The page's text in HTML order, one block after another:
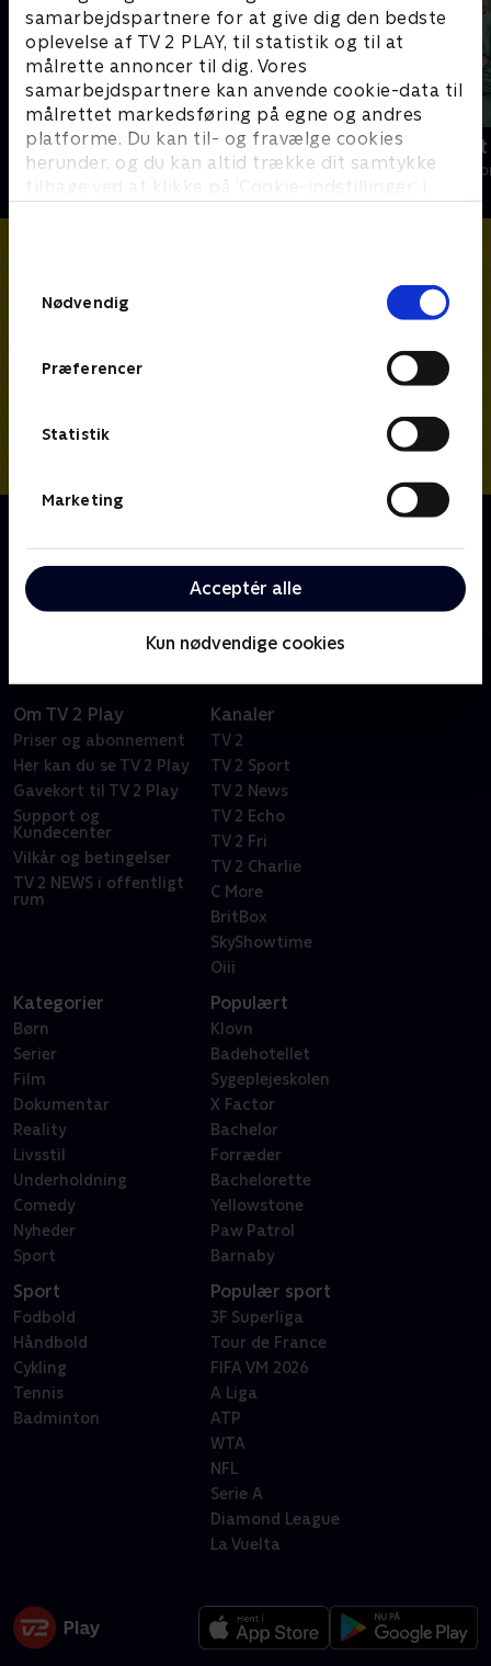
samarbejdspartnere for at give dig den bedste
oplevelse af TV 2 PLAY, til statistik og til at
målrette annoncer til dig. Vores
samarbejdspartnere kan anvende cookie-data til
målrettet markedsføring på egne og andres
platforme. Du kan til- og fravælge cookies
herunder, og du kan altid trække dit samtykke
tilbage ved at klikke på ’Cookie-indstillinger’ i
Nødvendig
Præferencer
Statistik
Marketing
Acceptér alle
Kun nødvendige cookies
Happy fucking Pride
Drama • 1 sæsoner
Fake Patient
Drama • 1
verdenskontrollerende kræfter dømmer ham for
mord.
Om TV 2 Play
Priser og abonnement
Her kan du se TV 2 Play
Gavekort til TV 2 Play
Support og
Kundecenter
Vilkår og betingelser
TV 2 NEWS i offentligt
rum
Kanaler
TV 2
TV 2 Sport
TV 2 News
TV 2 Echo
TV 2 Fri
TV 2 Charlie
C More
BritBox
SkyShowtime
Oiii
Kategorier
Børn
Serier
Film
Dokumentar
Reality
Livsstil
Underholdning
Comedy
Nyheder
Sport
Populært
Klovn
Badehotellet
Sygeplejeskolen
X Factor
Bachelor
Forræder
Bachelorette
Yellowstone
Paw Patrol
Barnaby
Sport
Fodbold
Håndbold
Cykling
Tennis
Badminton
Populær sport
3F Superliga
Tour de France
FIFA VM 2026
A Liga
ATP
WTA
NFL
Serie A
Diamond League
La Vuelta